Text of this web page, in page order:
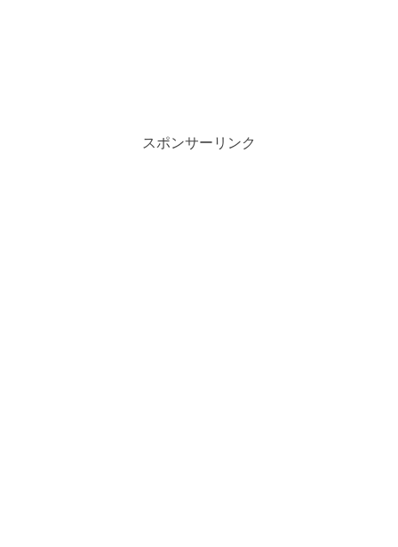
スポンサーリンク